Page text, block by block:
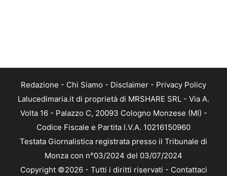
Redazione - Chi Siamo - Disclaimer - Privacy Policy
Lalucedimaria.it di proprietà di MRSHARE SRL - Via A.
Volta 16 - Palazzo C, 20093 Cologno Monzese (MI) -
Codice Fiscale e Partita I.V.A. 10216150960
Testata Giornalistica registrata presso il Tribunale di
Monza con n°03/2024 del 03/07/2024
Copyright ©2026 - Tutti i diritti riservati - Contattaci